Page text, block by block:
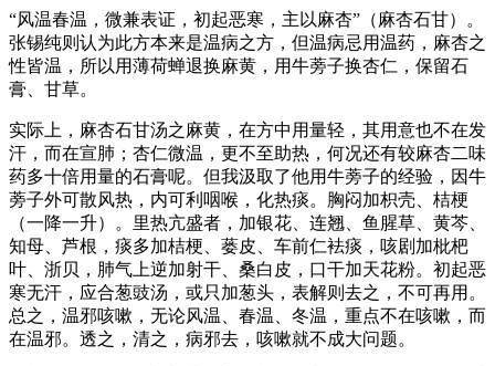
“风温春温，微兼表证，初起恶寒，主以麻杏”（麻杏石甘）。
张锡纯则认为此方本来是温病之方，但温病忌用温药，麻杏之
性皆温，所以用薄荷蝉退换麻黄，用牛蒡子换杏仁，保留石
膏、甘草。
实际上，麻杏石甘汤之麻黄，在方中用量轻，其用意也不在发
汗，而在宣肺；杏仁微温，更不至助热，何况还有较麻杏二味
药多十倍用量的石膏呢。但我汲取了他用牛蒡子的经验，因牛
蒡子外可散风热，内可利咽喉，化热痰。胸闷加枳壳、桔梗
（一降一升）。里热亢盛者，加银花、连翘、鱼腥草、黄芩、
知母、芦根，痰多加桔梗、蒌皮、车前仁袪痰，咳剧加枇杷
叶、浙贝，肺气上逆加射干、桑白皮，口干加天花粉。初起恶
寒无汗，应合葱豉汤，或只加葱头，表解则去之，不可再用。
总之，温邪咳嗽，无论风温、春温、冬温，重点不在咳嗽，而
在温邪。透之，清之，病邪去，咳嗽就不成大问题。